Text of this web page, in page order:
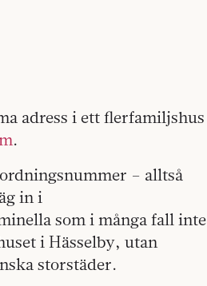
adress i ett flerfamiljshus
.
– alltså
in i
som i många fall inte
i Hässelby, utan
storstäder.